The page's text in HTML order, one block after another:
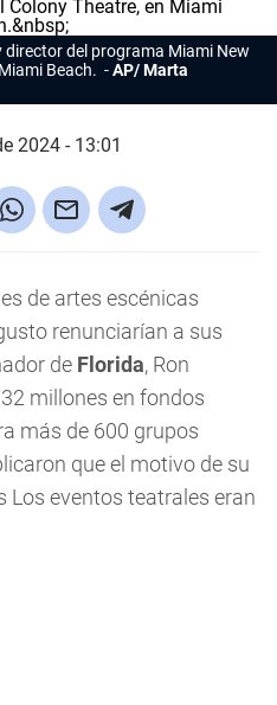
del programa Miami New
Beach.
AP/ Marta
2024 - 13:01
de artes escénicas
renunciarían a sus
de Florida, Ron
millones en fondos
más de 600 grupos
que el motivo de su
Los eventos teatrales eran